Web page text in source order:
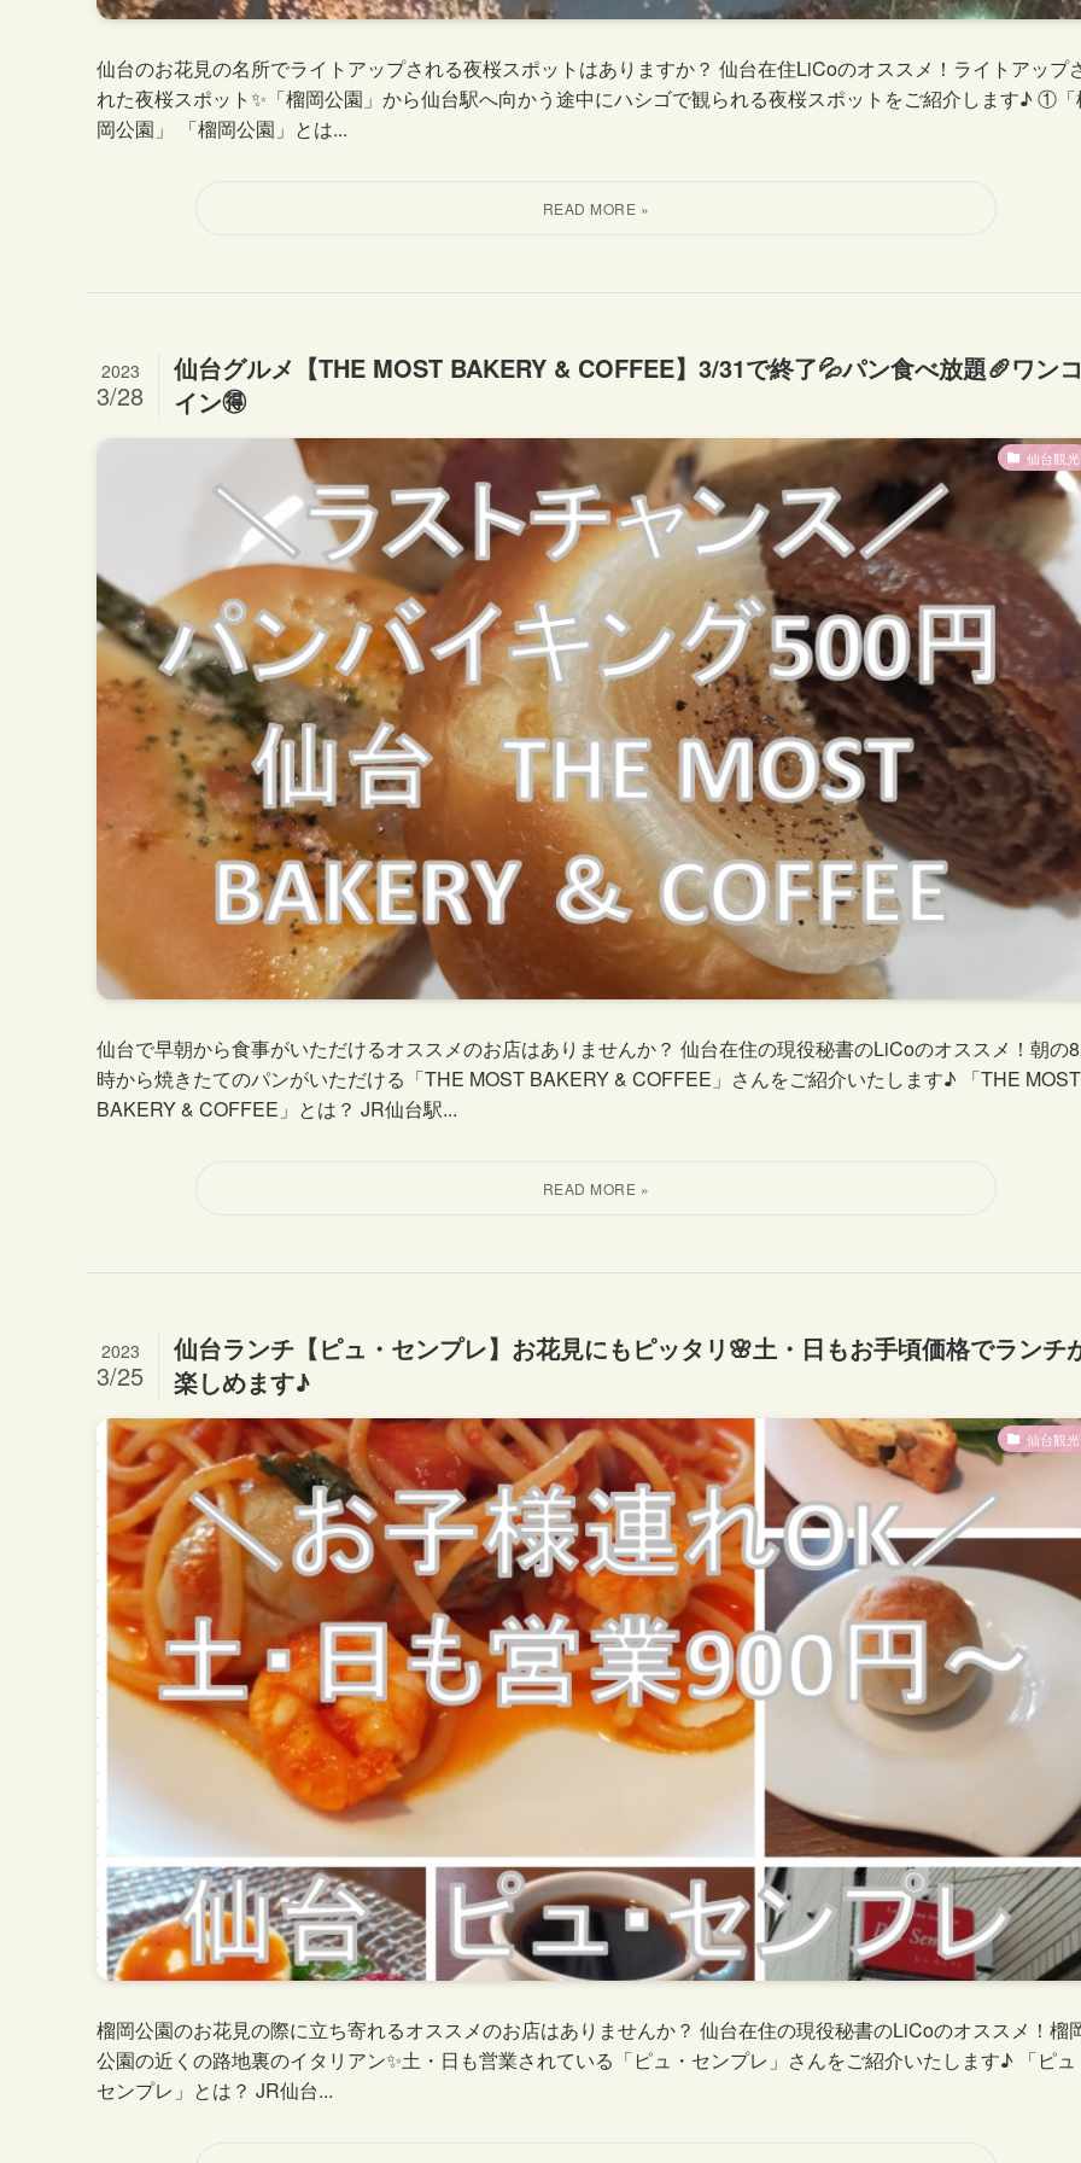
仙台のお花見の名所でライトアップされる夜桜スポットはありますか？ 仙台在住LiCoのオススメ！ライトアップ
れた夜桜スポット✨「榴岡公園」から仙台駅へ向かう途中にハシゴで観られる夜桜スポットをご紹介します♪ ①「
岡公園」 「榴岡公園」とは...
仙台グルメ【THE MOST BAKERY & COFFEE】3/31で終了💦パン食べ放題🥖ワン
イン🉐
2023
3/28
仙台観光
仙台で早朝から食事がいただけるオススメのお店はありませんか？ 仙台在住の現役秘書のLiCoのオススメ！朝の8
時から焼きたてのパンがいただける「THE MOST BAKERY & COFFEE」さんをご紹介いたします♪ 「THE MOST
BAKERY & COFFEE」とは？ JR仙台駅...
仙台ランチ【ピュ・センプレ】お花見にもピッタリ🌸土・日もお手頃価格でランチ
楽しめます♪
2023
3/25
仙台観光
榴岡公園のお花見の際に立ち寄れるオススメのお店はありませんか？ 仙台在住の現役秘書のLiCoのオススメ！榴
公園の近くの路地裏のイタリアン✨土・日も営業されている「ピュ・センプレ」さんをご紹介いたします♪ 「ピ
センプレ」とは？ JR仙台...